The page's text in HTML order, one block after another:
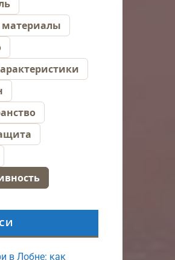
материалы
в Лобне: как